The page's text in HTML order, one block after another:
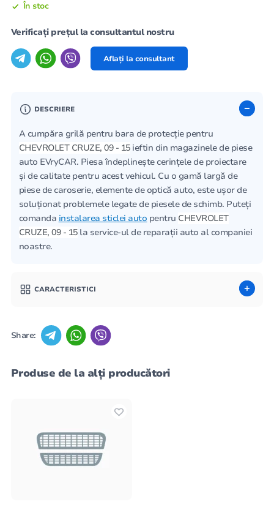
În stoc
Verificați prețul la consultantul nostru
Aflați la consultant
DESCRIERE
A cumpăra grilă pentru bara de protecție pentru
CHEVROLET CRUZE, 09 - 15ieftin din magazinele de piese
auto EVryCAR. Piesa îndeplinește cerințele de proiectare
și de calitate pentru acest vehicul. Cu o gamă largă de
piese de caroserie, elemente de optică auto, este ușor de
soluționat problemele legate de piesele de schimb. Puteți
comanda instalarea sticlei auto pentru CHEVROLET
CRUZE, 09 - 15la service-ul de reparații auto al companiei
noastre.
CARACTERISTICI
Share:
Produse de la alți producători